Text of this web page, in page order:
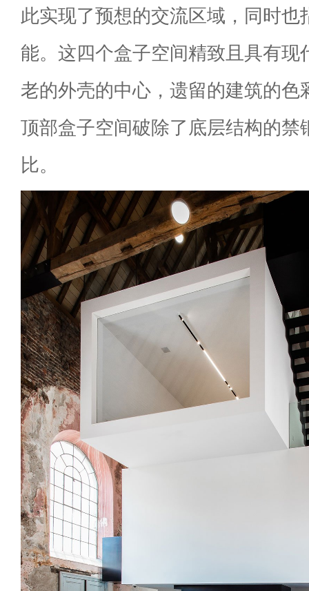
此实现了预想的交流区域，同时也
能。这四个盒子空间精致且具有现
老的外壳的中心，遗留的建筑的色
顶部盒子空间破除了底层结构的禁
比。